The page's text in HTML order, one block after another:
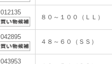
８０～１００（ＬＬ）
４８～６０（ＳＳ）